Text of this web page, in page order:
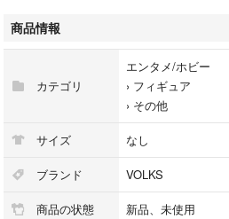
瞳
HGグラスアイ：Rose Gray with Black
右向き（向かって左向き）に取り付け
造形村エアブラシメイク・ヘッドメイク
ウィッグ
オリジナルスタイル、DDサイズ
商品情報
カテゴリ
エンタメ/ホビー
› フィギュア
› その他
サイズ なし
ブランド VOLKS
商品の状態 新品、未使用